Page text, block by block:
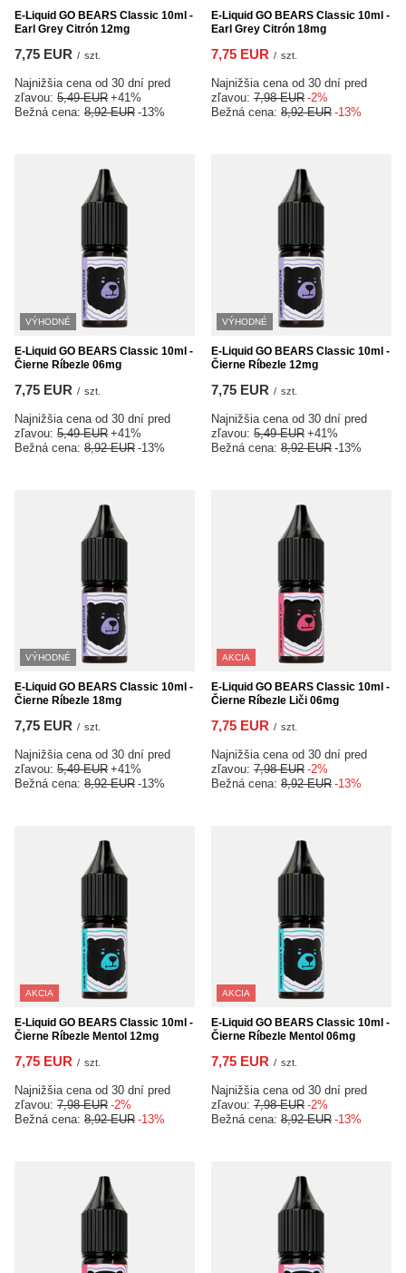
E-Liquid GO BEARS Classic 10ml -
Earl Grey Citrón 12mg
7,75 EUR / szt.
Najnižšia cena od 30 dní pred
zľavou: 5,49 EUR +41%
Bežná cena: 8,92 EUR -13%
E-Liquid GO BEARS Classic 10ml -
Earl Grey Citrón 18mg
7,75 EUR / szt.
Najnižšia cena od 30 dní pred
zľavou: 7,98 EUR -2%
Bežná cena: 8,92 EUR -13%
VÝHODNÉ
E-Liquid GO BEARS Classic 10ml -
Čierne Ríbezle 06mg
7,75 EUR / szt.
Najnižšia cena od 30 dní pred
zľavou: 5,49 EUR +41%
Bežná cena: 8,92 EUR -13%
VÝHODNÉ
E-Liquid GO BEARS Classic 10ml -
Čierne Ríbezle 12mg
7,75 EUR / szt.
Najnižšia cena od 30 dní pred
zľavou: 5,49 EUR +41%
Bežná cena: 8,92 EUR -13%
VÝHODNÉ
E-Liquid GO BEARS Classic 10ml -
Čierne Ríbezle 18mg
7,75 EUR / szt.
Najnižšia cena od 30 dní pred
zľavou: 5,49 EUR +41%
Bežná cena: 8,92 EUR -13%
AKCIA
E-Liquid GO BEARS Classic 10ml -
Čierne Ríbezle Liči 06mg
7,75 EUR / szt.
Najnižšia cena od 30 dní pred
zľavou: 7,98 EUR -2%
Bežná cena: 8,92 EUR -13%
AKCIA
E-Liquid GO BEARS Classic 10ml -
Čierne Ríbezle Mentol 12mg
7,75 EUR / szt.
Najnižšia cena od 30 dní pred
zľavou: 7,98 EUR -2%
Bežná cena: 8,92 EUR -13%
AKCIA
E-Liquid GO BEARS Classic 10ml -
Čierne Ríbezle Mentol 06mg
7,75 EUR / szt.
Najnižšia cena od 30 dní pred
zľavou: 7,98 EUR -2%
Bežná cena: 8,92 EUR -13%